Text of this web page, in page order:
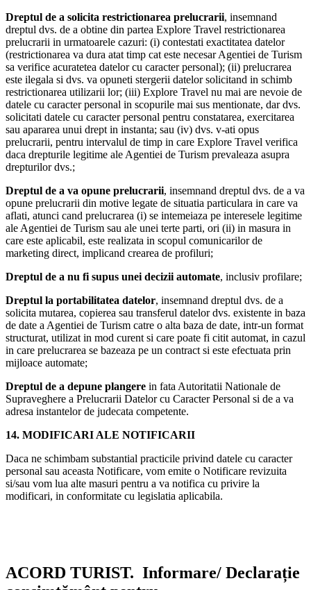
Dreptul de a solicita restrictionarea prelucrarii, insemnand
dreptul dvs. de a obtine din partea Explore Travel restrictionarea
prelucrarii in urmatoarele cazuri: (i) contestati exactitatea datelor
(restrictionarea va dura atat timp cat este necesar Agentiei de Turism
sa verifice acuratetea datelor cu caracter personal); (ii) prelucrarea
este ilegala si dvs. va opuneti stergerii datelor solicitand in schimb
restrictionarea utilizarii lor; (iii) Explore Travel nu mai are nevoie de
datele cu caracter personal in scopurile mai sus mentionate, dar dvs.
solicitati datele cu caracter personal pentru constatarea, exercitarea
sau apararea unui drept in instanta; sau (iv) dvs. v-ati opus
prelucrarii, pentru intervalul de timp in care Explore Travel verifica
daca drepturile legitime ale Agentiei de Turism prevaleaza asupra
drepturilor dvs.;
Dreptul de a va opune prelucrarii, insemnand dreptul dvs. de a va
opune prelucrarii din motive legate de situatia particulara in care va
aflati, atunci cand prelucrarea (i) se intemeiaza pe interesele legitime
ale Agentiei de Turism sau ale unei terte parti, ori (ii) in masura in
care este aplicabil, este realizata in scopul comunicarilor de
marketing direct, implicand crearea de profiluri;
Dreptul de a nu fi supus unei decizii automate, inclusiv profilare;
Dreptul la portabilitatea datelor, insemnand dreptul dvs. de a
solicita mutarea, copierea sau transferul datelor dvs. existente in baza
de date a Agentiei de Turism catre o alta baza de date, intr-un format
structurat, utilizat in mod curent si care poate fi citit automat, in cazul
in care prelucrarea se bazeaza pe un contract si este efectuata prin
mijloace automate;
Dreptul de a depune plangere in fata Autoritatii Nationale de
Supraveghere a Prelucrarii Datelor cu Caracter Personal si de a va
adresa instantelor de judecata competente.
14. MODIFICARI ALE NOTIFICARII
Daca ne schimbam substantial practicile privind datele cu caracter
personal sau aceasta Notificare, vom emite o Notificare revizuita
si/sau vom lua alte masuri pentru a va notifica cu privire la
modificari, in conformitate cu legislatia aplicabila.
ACORD TURIST. Informare/ Declarație